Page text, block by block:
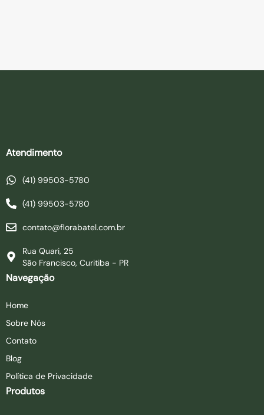
Atendimento
(41) 99503-5780
(41) 99503-5780
contato@florabatel.com.br
Rua Quari, 25
São Francisco, Curitiba - PR
Navegação
Home
Sobre Nós
Contato
Blog
Política de Privacidade
Produtos